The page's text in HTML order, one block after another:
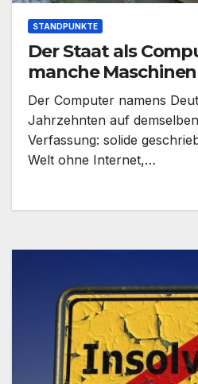
STANDPUNKTE
Der Staat als
manche
Der Computer namens
Jahrzehnten auf
Verfassung: solide
Welt ohne Internet,…